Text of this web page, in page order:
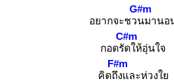
อยากจะชวน
G#m
มานอ
กอดรัด
C#m
ให้อุ่นใจ
คิดถึง
F#m
และห่วงใย